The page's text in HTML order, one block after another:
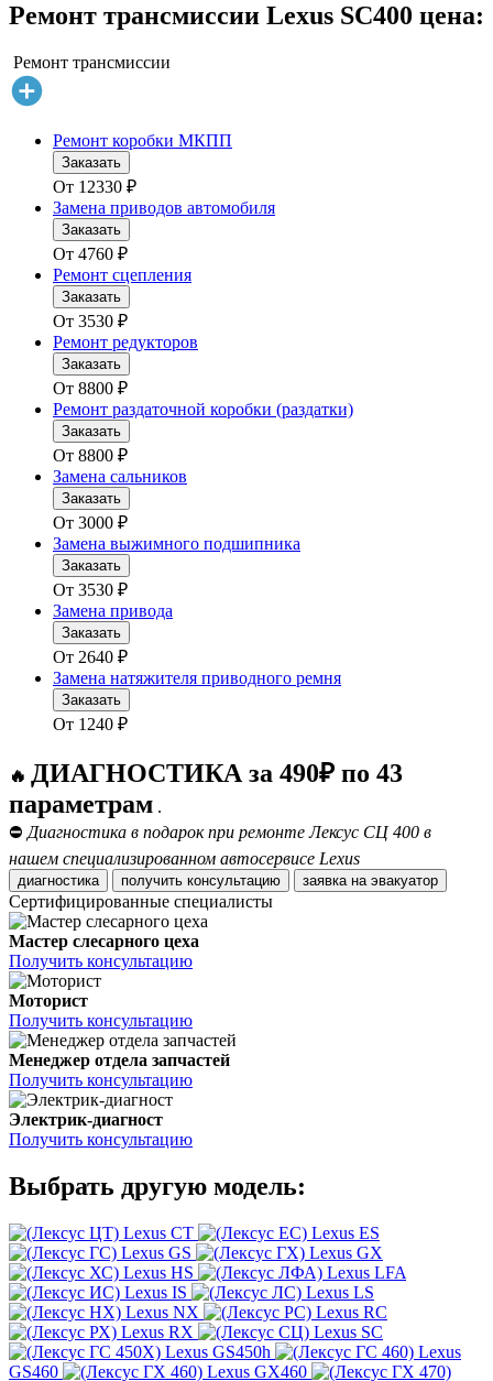
Ремонт трансмиссии Lexus SC400 цена:
Ремонт трансмиссии
Ремонт коробки МКПП
Заказать
От 12330 ₽
Замена приводов автомобиля
Заказать
От 4760 ₽
Ремонт сцепления
Заказать
От 3530 ₽
Ремонт редукторов
Заказать
От 8800 ₽
Ремонт раздаточной коробки (раздатки)
Заказать
От 8800 ₽
Замена сальников
Заказать
От 3000 ₽
Замена выжимного подшипника
Заказать
От 3530 ₽
Замена привода
Заказать
От 2640 ₽
Замена натяжителя приводного ремня
Заказать
От 1240 ₽
🔥 ДИАГНОСТИКА за 490₽ по 43
параметрам .
⛔ Диагностика в подарок при ремонте Лексус СЦ 400 в
нашем специализированном автосервисе Lexus
диагностика получить консультацию заявка на эвакуатор
Сертифицированные специалисты
Мастер слесарного цеха
Получить консультацию
Моторист
Получить консультацию
Менеджер отдела запчастей
Получить консультацию
Электрик-диагност
Получить консультацию
Выбрать другую модель:
Lexus CT
Lexus ES
Lexus GS
Lexus GX
Lexus HS
Lexus LFA
Lexus IS
Lexus LS
Lexus NX
Lexus RC
Lexus RX
Lexus SC
Lexus GS450h
Lexus
GS460
Lexus GX460